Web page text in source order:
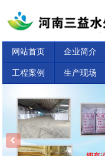
网站首页 企业简介
工程案例 生产现场